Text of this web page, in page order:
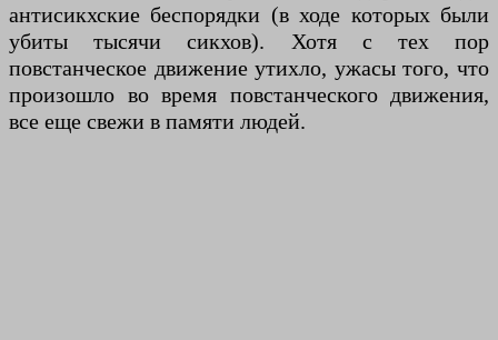
антисикхские беспорядки (в ходе которых были
убиты тысячи сикхов). Хотя с тех пор
повстанческое движение утихло, ужасы того, что
произошло во время повстанческого движения,
все еще свежи в памяти людей.